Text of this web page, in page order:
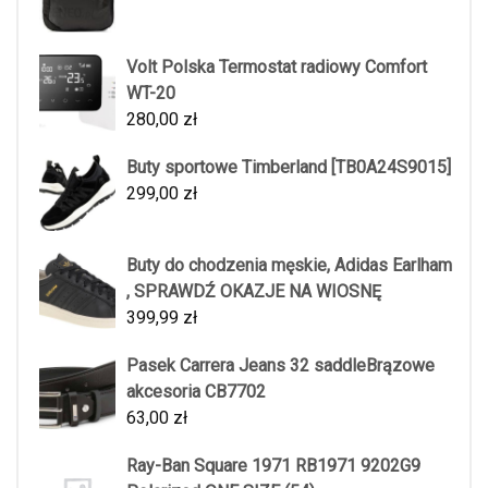
Volt Polska Termostat radiowy Comfort
WT-20
280,00 zł
Buty sportowe Timberland [TB0A24S9015]
299,00 zł
Buty do chodzenia męskie, Adidas Earlham
, SPRAWDŹ OKAZJE NA WIOSNĘ
399,99 zł
Pasek Carrera Jeans 32 saddleBrązowe
akcesoria CB7702
63,00 zł
Ray-Ban Square 1971 RB1971 9202G9